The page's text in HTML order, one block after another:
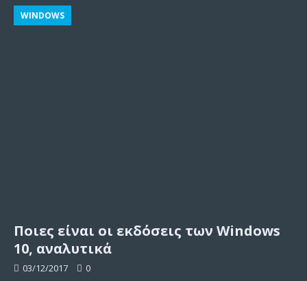
Ποιες είναι οι εκδόσεις των Windows
10, αναλυτικά
WINDOWS
03/12/2017
0